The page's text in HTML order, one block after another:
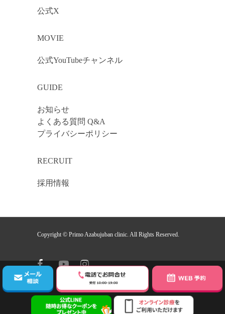
公式X
MOVIE
公式YouTubeチャンネル
GUIDE
お知らせ
よくある質問 Q&A
プライバシーポリシー
RECRUIT
採用情報
Copyright © Primo Azabujuban clinic. All Rights Reserved.